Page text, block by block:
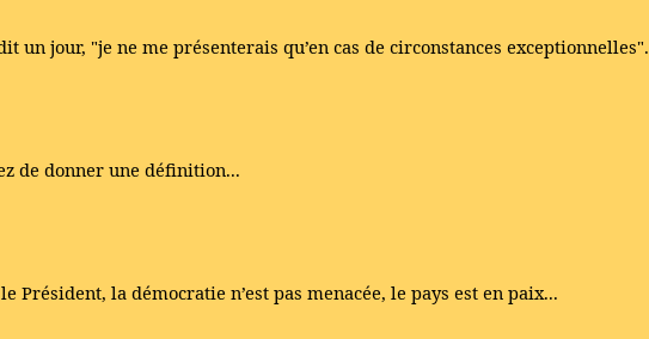
un jour, "je ne me présenterais qu’en cas de circonstances exceptionnelles".
de donner une définition...
Président, la démocratie n’est pas menacée, le pays est en paix...